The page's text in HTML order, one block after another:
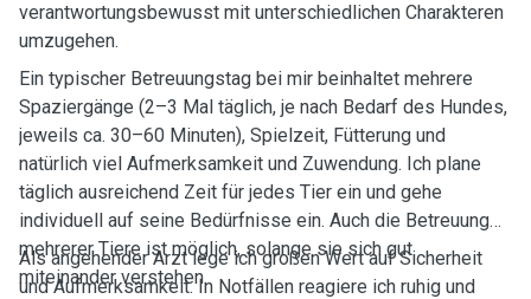
verantwortungsbewusst mit unterschiedlichen Charakteren
umzugehen.
Ein typischer Betreuungstag bei mir beinhaltet mehrere
Spaziergänge (2–3 Mal täglich, je nach Bedarf des Hundes,
jeweils ca. 30–60 Minuten), Spielzeit, Fütterung und
natürlich viel Aufmerksamkeit und Zuwendung. Ich plane
täglich ausreichend Zeit für jedes Tier ein und gehe
individuell auf seine Bedürfnisse ein. Auch die Betreuung
mehrerer Tiere ist möglich, solange sie sich gut
miteinander verstehen.
Als angehender Arzt lege ich großen Wert auf Sicherheit
und Aufmerksamkeit. In Notfällen reagiere ich ruhig und